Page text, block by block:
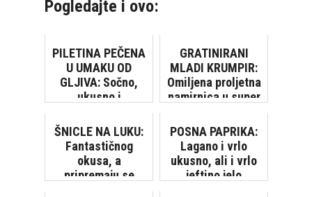
Pogledajte i ovo:
PILETINA PEČENA
U UMAKU OD
GLJIVA: Sočno,
ukusno i
GRATINIRANI
MLADI KRUMPIR:
Omiljena proljetna
namirnica u super
ŠNICLE NA LUKU:
Fantastičnog
okusa, a
pripremaju se
POSNA PAPRIKA:
Lagano i vrlo
ukusno, ali i vrlo
jeftino jelo